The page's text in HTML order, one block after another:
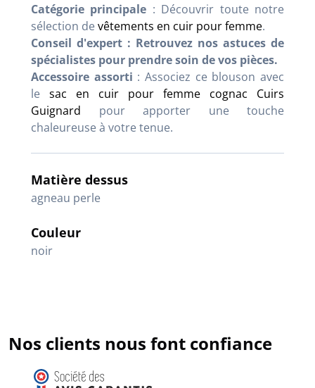
Catégorie principale : Découvrir toute notre
sélection devêtements en cuir pour femme.
Conseil d'expert : Retrouvez nos astuces de
spécialistes pour prendre soin de vos pièces.
Accessoire assorti : Associez ce blouson avec
le sac en cuir pour femme cognac Cuirs
Guignard pour apporter une touche
chaleureuse à votre tenue.
Matière dessus
agneau perle
Couleur
noir
Nos clients nous font confiance